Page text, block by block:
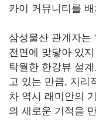
카이 커뮤니티를
삼성물산 관계자는
전면에 맞닿아 있
탁월한 한강뷰 설
고 있는 만큼, 지리
차 역시 래미안의
의 새로운 기적을